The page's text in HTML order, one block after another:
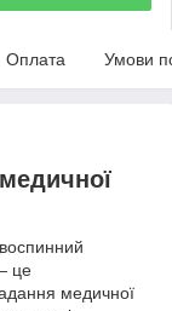
Оплата Умови
це
медичної